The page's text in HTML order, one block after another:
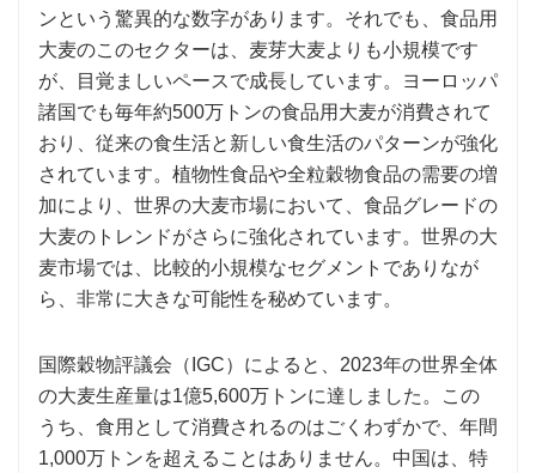
ンという驚異的な数字があります。それでも、食品用
大麦のこのセクターは、麦芽大麦よりも小規模です
が、目覚ましいペースで成長しています。ヨーロッパ
諸国でも毎年約500万トンの食品用大麦が消費されて
おり、従来の食生活と新しい食生活のパターンが強化
されています。植物性食品や全粒穀物食品の需要の増
加により、世界の大麦市場において、食品グレードの
大麦のトレンドがさらに強化されています。世界の大
麦市場では、比較的小規模なセグメントでありなが
ら、非常に大きな可能性を秘めています。
国際穀物評議会（IGC）によると、2023年の世界全体
の大麦生産量は1億5,600万トンに達しました。この
うち、食用として消費されるのはごくわずかで、年間
1,000万トンを超えることはありません。中国は、特